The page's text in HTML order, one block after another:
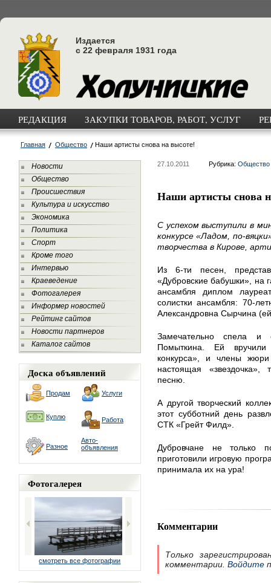
Издается
с 22 февраля 1931 года
РЕДАКЦИЯ ЗАКУПКИ ТОВАРОВ, РАБОТ, УСЛУГ
Главная Общество Наши артисты снова на высоте!
Новости
Общество
Происшествия
Культура и искусство
Экономика
Политика
Спорт
Кроме того
Интервью
Краеведение
Фотогалерея
Информер новостей
Рейтинг сайтов
Новости партнеров
Каталог сайтов
Доска объявлений
Продам Услуги
Куплю Работа
Разное
Авто-
объявления
Фотогалерея
смотреть все фотографии
27.10.2011 Рубрика: Общество
Наши артисты снова
С успехом выступили в
конкурсе «Ладом, по-
творчества в Кирове,
Из 6-ти песен,
«Дубровские бабушки», на
ансамбля диплом
солистки ансамбля: 70-
Александровна Сырчина
Замечательно спела и
Помыткина. Ей
конкурса», и члены жюри
настоящая «звездочка»,
песню.
А другой творческий
этот субботний день
СТК «Грейт Филд».
Дубровчане не только
приготовили игровую
принимала их на ура!
Комментарии
Только
комментарии. Войдите